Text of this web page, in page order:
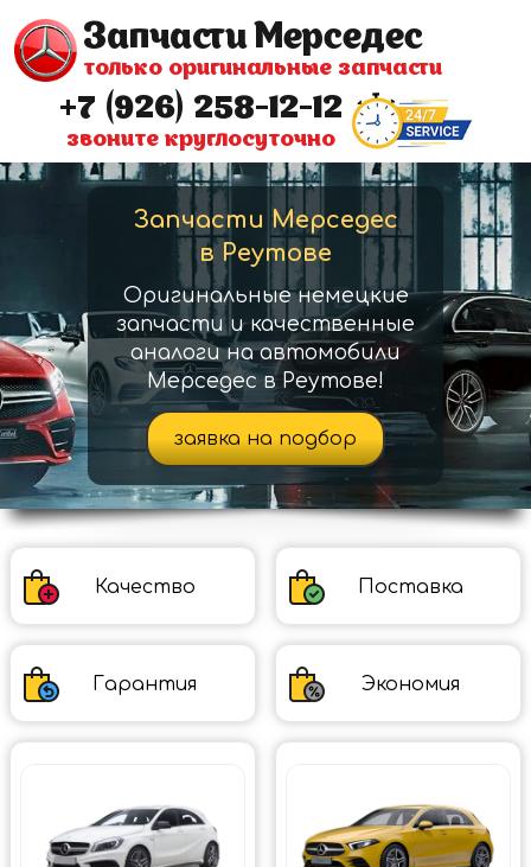
Запчасти Мерседес
только оригинальные запчасти
+7 (926) 258-12-12
звоните круглосуточно
Запчасти Мерседес
в Реутове
Оригинальные немецкие
запчасти и качественные
аналоги на автомобили
Мерседес в Реутове!
заявка на подбор
Качество Поставка
Гарантия Экономия